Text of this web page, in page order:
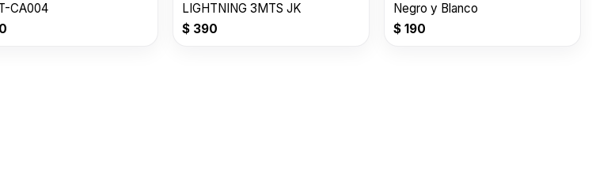
CA004
LIGHTNING 3MTS JK
$ 390
Negro y Blanco
$ 190